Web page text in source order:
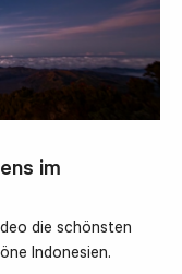
im
die schönsten
Indonesien.